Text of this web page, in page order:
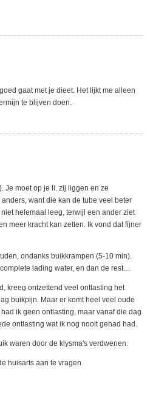
gaat met je dieet. Het lijkt me alleen
te blijven doen.
Je moet op je li. zij liggen en ze
want die kan de tube veel beter
helemaal leeg, terwijl een ander ziet
meer kracht kan zetten. Ik vond dat fijner
ondanks buikkrampen (5-10 min).
lading water, en dan de rest…
kreeg ontzettend veel ontlasting het
buikpijn. Maar er komt heel veel oude
ik geen ontlasting, maar vanaf die dag
ontlasting wat ik nog nooit gehad had.
waren door de klysma's verdwenen.
huisarts aan te vragen